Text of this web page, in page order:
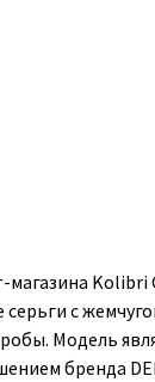
магазина
с
Модель
бренда